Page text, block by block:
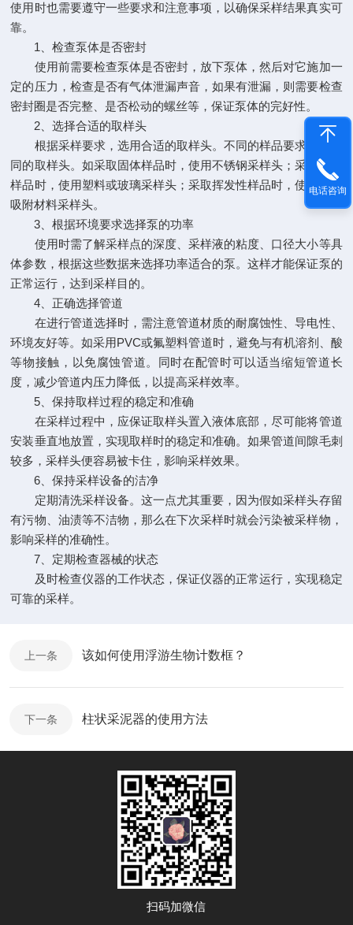
使用时也需要遵守一些要求和注意事项，以确保采样结果真实可
靠。
1、检查泵体是否密封
使用前需要检查泵体是否密封，放下泵体，然后对它施加一
定的压力，检查是否有气体泄漏声音，如果有泄漏，则需要检查
密封圈是否完整、是否松动的螺丝等，保证泵体的完好性。
2、选择合适的取样头
根据采样要求，选用合适的取样头。不同的样品要求使用不
同的取样头。如采取固体样品时，使用不锈钢采样头；采取液体
样品时，使用塑料或玻璃采样头；采取挥发性样品时，使用特殊
吸附材料采样头。
3、根据环境要求选择泵的功率
使用时需了解采样点的深度、采样液的粘度、口径大小等具
体参数，根据这些数据来选择功率适合的泵。这样才能保证泵的
正常运行，达到采样目的。
4、正确选择管道
在进行管道选择时，需注意管道材质的耐腐蚀性、导电性、
环境友好等。如采用PVC或氟塑料管道时，避免与有机溶剂、酸
等物接触，以免腐蚀管道。同时在配管时可以适当缩短管道长
度，减少管道内压力降低，以提高采样效率。
5、保持取样过程的稳定和准确
在采样过程中，应保证取样头置入液体底部，尽可能将管道
安装垂直地放置，实现取样时的稳定和准确。如果管道间隙毛刺
较多，采样头便容易被卡住，影响采样效果。
6、保持采样设备的洁净
定期清洗采样设备。这一点尤其重要，因为假如采样头存留
有污物、油渍等不洁物，那么在下次采样时就会污染被采样物，
影响采样的准确性。
7、定期检查器械的状态
及时检查仪器的工作状态，保证仪器的正常运行，实现稳定
可靠的采样。
上一条 该如何使用浮游生物计数框？
下一条 柱状采泥器的使用方法
扫码加微信
电话咨询